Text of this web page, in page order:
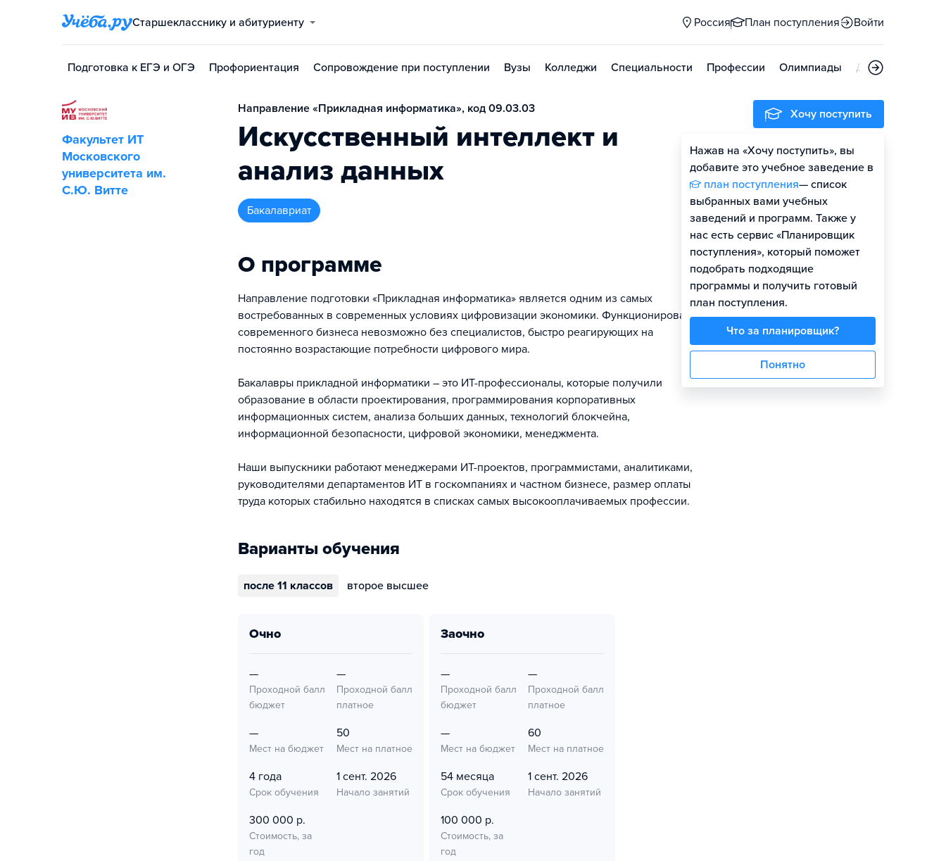
Старшекласснику и абитуриенту Россия План поступления Войти
Подготовка к ЕГЭ и ОГЭ Профориентация Сопровождение при поступлении Вузы Колледжи Специальности Профессии Олимпиады Дни открытых
Факультет ИТ
Московского
университета им.
С.Ю. Витте
Направление «Прикладная информатика», код 09.03.03
Искусственный интеллект и
анализ данных
бакалавриат
О программе
Направление подготовки «Прикладная информатика» является одним из самых
востребованных в современных условиях цифровизации экономики. Функционирование
современного бизнеса невозможно без специалистов, быстро реагирующих на
постоянно возрастающие потребности цифрового мира.
Бакалавры прикладной информатики – это ИТ-профессионалы, которые получили
образование в области проектирования, программирования корпоративных
информационных систем, анализа больших данных, технологий блокчейна,
информационной безопасности, цифровой экономики, менеджмента.
Наши выпускники работают менеджерами ИТ-проектов, программистами, аналитиками,
руководителями департаментов ИТ в госкомпаниях и частном бизнесе, размер оплаты
труда которых стабильно находятся в списках самых высокооплачиваемых профессии.
Варианты обучения
после 11 классов второе высшее
очно
—
Проходной балл
бюджет
—
Проходной балл
платное
—
Мест на бюджет
50
Мест на платное
4 года
Срок обучения
1 сент. 2026
Начало занятий
300 000 р.
Стоимость, за
год
заочно
—
Проходной балл
бюджет
—
Проходной балл
платное
—
Мест на бюджет
60
Мест на платное
54 месяца
Срок обучения
1 сент. 2026
Начало занятий
100 000 р.
Стоимость, за
год
Хочу поступить
Нажав на «Хочу поступить», вы
добавите это учебное заведение в
план поступления— список
выбранных вами учебных
заведений и программ. Также у
нас есть сервис «Планировщик
поступления», который поможет
подобрать подходящие
программы и получить готовый
план поступления.
Что за планировщик?
Понятно